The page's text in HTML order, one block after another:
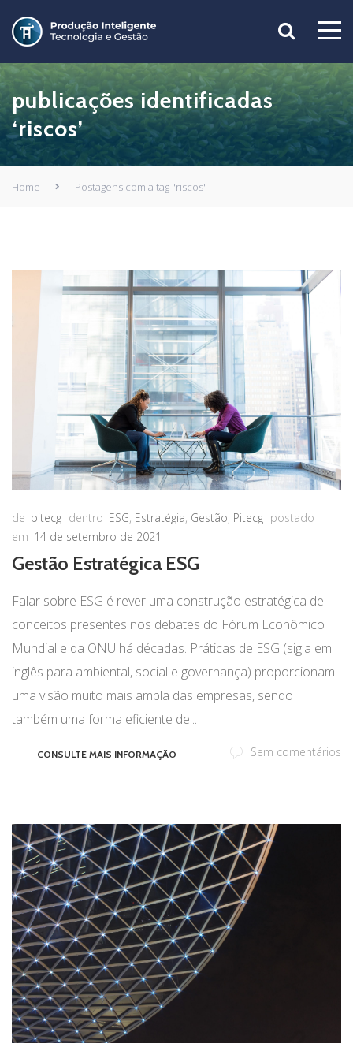
publicações identificadas
‘riscos’
Home Postagens com a tag "riscos"
de pitecg dentro ESG, Estratégia, Gestão, Pitecg postado
em 14 de setembro de 2021
Gestão Estratégica ESG
Falar sobre ESG é rever uma construção estratégica de
conceitos presentes nos debates do Fórum Econômico
Mundial e da ONU há décadas. Práticas de ESG (sigla em
inglês para ambiental, social e governança) proporcionam
uma visão muito mais ampla das empresas, sendo
também uma forma eficiente de...
CONSULTE MAIS INFORMAÇÃO Sem comentários